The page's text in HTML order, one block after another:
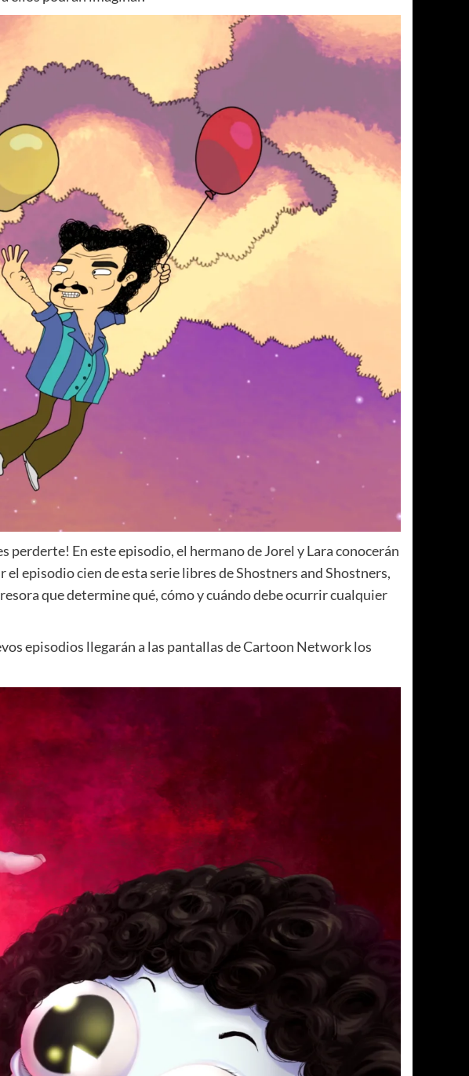
perderte! En este episodio, el hermano de Jorel y Lara conocerán
episodio cien de esta serie libres de Shostners and Shostners,
que determine qué, cómo y cuándo debe ocurrir cualquier
episodios llegarán a las pantallas de Cartoon Network los